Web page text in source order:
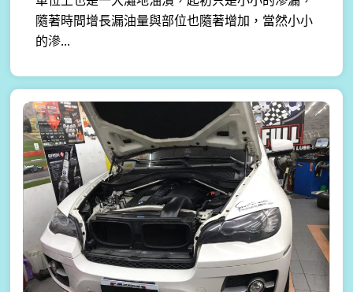
隨著時間增長漏油量與部位也隨著增加，當然小小
的滲...